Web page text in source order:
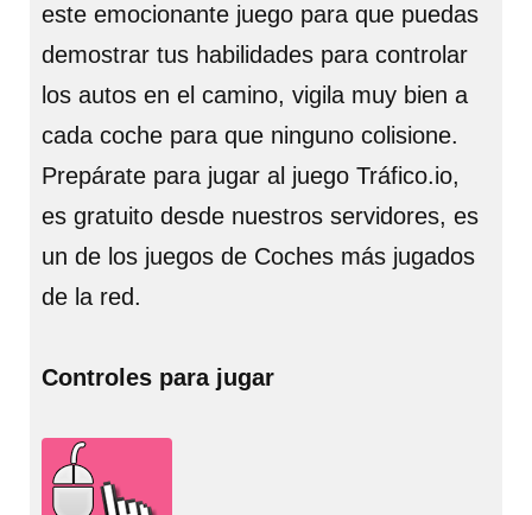
este emocionante juego para que puedas
demostrar tus habilidades para controlar
los autos en el camino, vigila muy bien a
cada coche para que ninguno colisione.
Prepárate para jugar al juego Tráfico.io,
es gratuito desde nuestros servidores, es
un de los juegos de Coches más jugados
de la red.
Controles para jugar